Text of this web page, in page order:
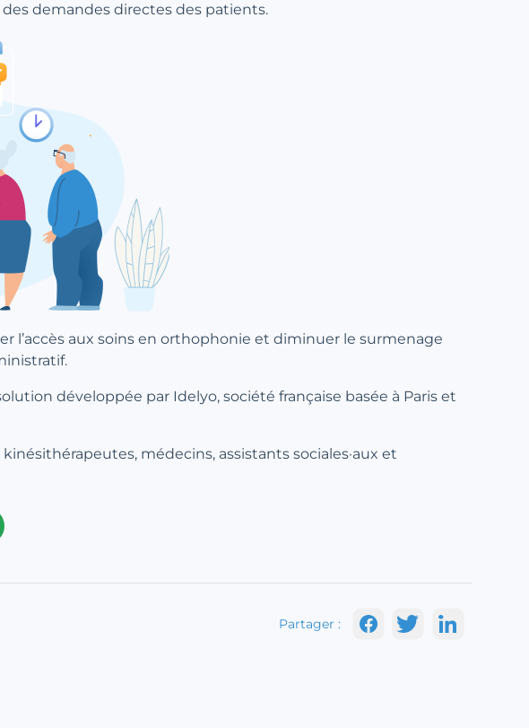
demandes directes des patients.
l’accès aux soins en orthophonie et diminuer le surmenage
développée par Idelyo, société française basée à Paris et
médecins, assistants sociales·aux et
Partager :